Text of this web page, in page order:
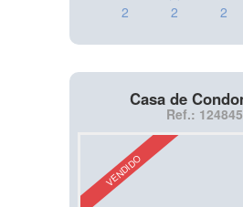
2 2 2
Casa de
Ref.: 124845
VENDIDO